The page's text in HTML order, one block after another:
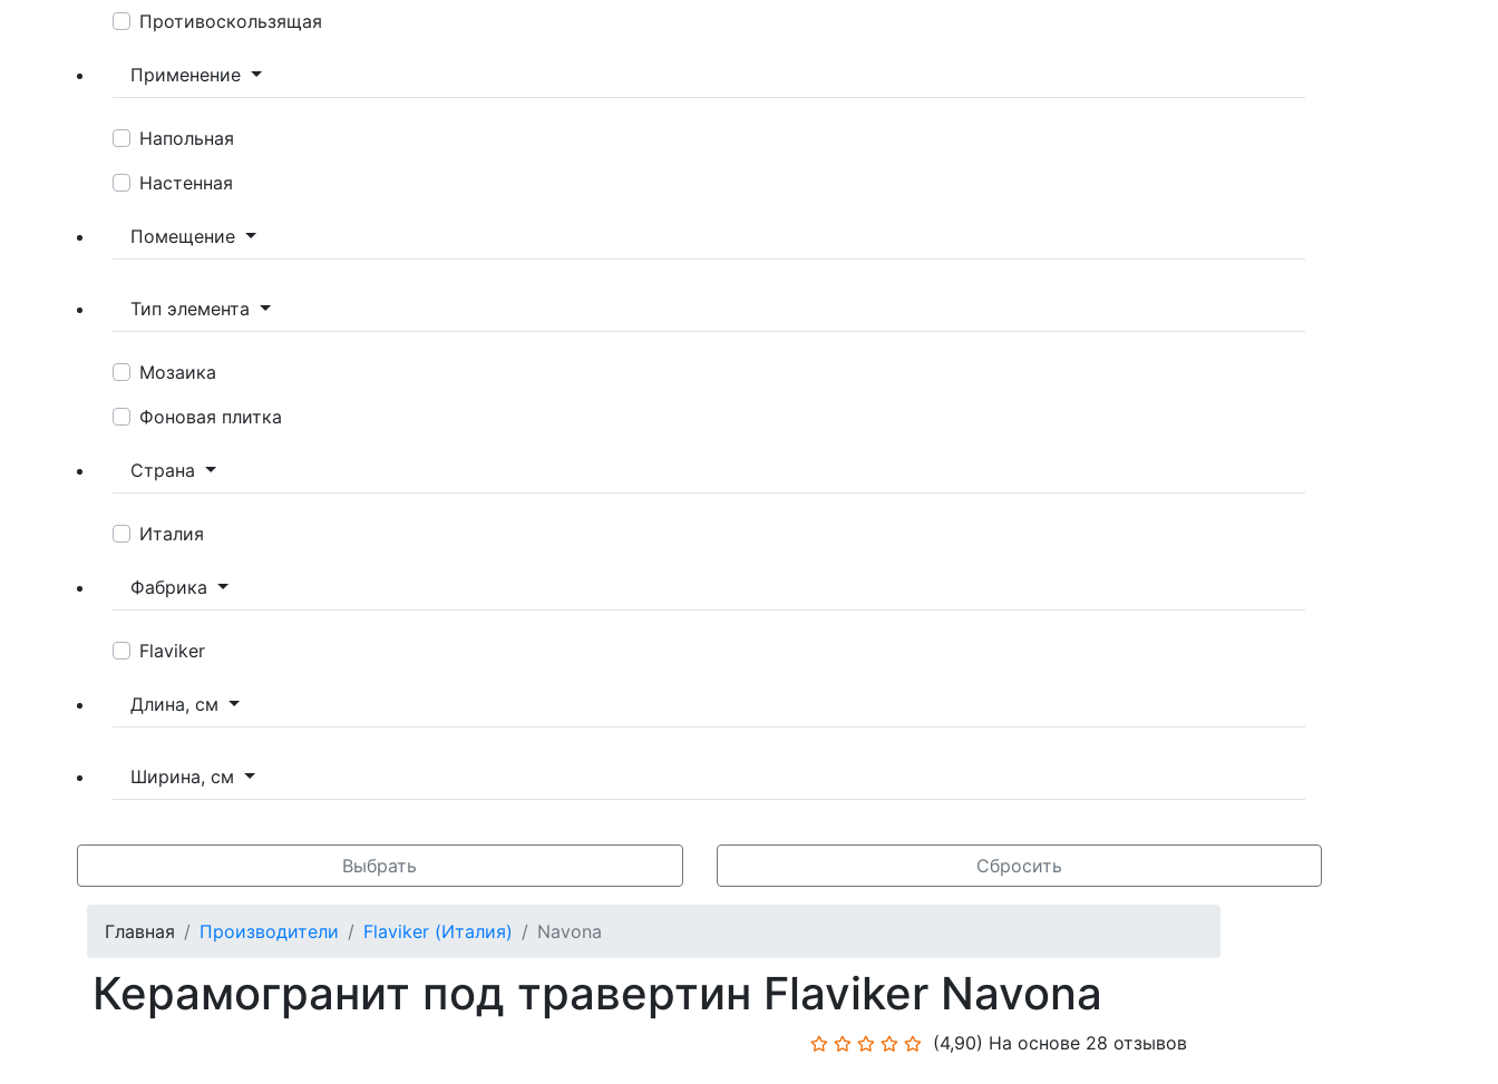
Противоскользящая
Применение
Напольная
Настенная
Помещение
Тип элемента
Мозаика
Фоновая плитка
Страна
Италия
Фабрика
Flaviker
Длина, см
Ширина, см
Выбрать Сбросить
Главная Производители Flaviker (Италия) Navona
Керамогранит под травертин Flaviker Navona
(4,90) На основе 28 отзывов